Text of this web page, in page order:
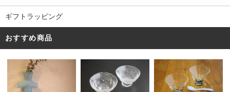
ギフトラッピング
おすすめ商品